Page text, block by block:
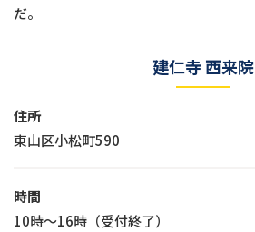
だ。
建仁寺 西来院
住所
東山区小松町590
時間
10時～16時（受付終了）